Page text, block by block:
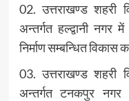
02. उत्तराखण्ड शहरी
अन्तर्गत हल्द्वानी नगर
निर्माण सम्बन्धित
03. उत्तराखण्ड शहरी
अन्तर्गत टनकपुर नगर